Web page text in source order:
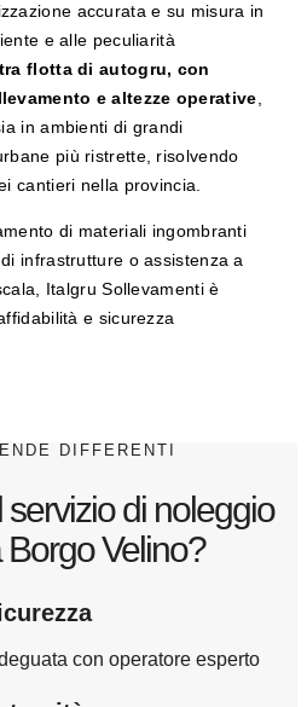
accurata e su misura in
e alle peculiarità
flotta di autogru, con
e altezze operative,
in ambienti di grandi
più ristrette, risolvendo
cantieri nella provincia.
di materiali ingombranti
infrastrutture o assistenza a
Italgru Sollevamenti è
e sicurezza
DIFFERENTI
di noleggio
Velino?
con operatore esperto